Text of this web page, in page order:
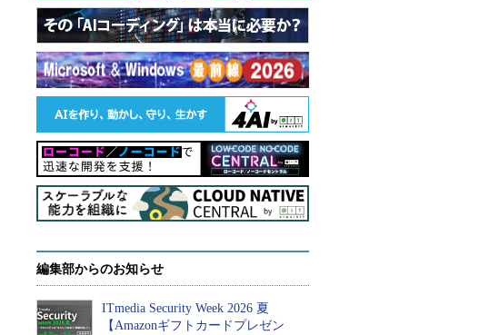
編集部からのお知らせ
ITmedia Security Week 2026 夏
【Amazonギフトカードプレゼン